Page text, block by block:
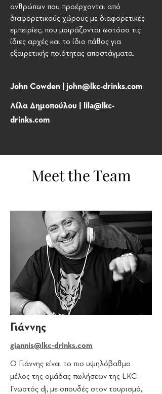
ανθρώπων που προέρχονται από
διαφορετικούς χώρους με διαφορετικές
εμπειρίες, που μοιράζονται ωστόσο τις
ίδιες αρχές και το ίδιο πάθος για
εξαιρετικής ποιότητας αποστάγματα.
John Cowden | john@lkc-drinks.com
Λίλα Δημοπούλου |
lila@lkc-
drinks.com
Meet the Team
Γιάννης
giannis@lkc-drinks.com
Ο Γιάννης είναι το πιο υψηλόβαθμο
μέλος της ομάδας πωλήσεων της LKC.
Γνωστός dj, με σπουδές στον τουρισμό,